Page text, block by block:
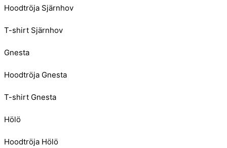
Hoodtröja Sjärnhov
T-shirt Sjärnhov
Gnesta
Hoodtröja Gnesta
T-shirt Gnesta
Hölö
Hoodtröja Hölö